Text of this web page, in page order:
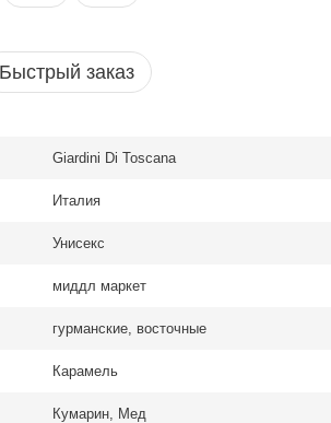
Быстрый заказ
Giardini Di Toscana
Италия
Унисекс
миддл маркет
гурманские, восточные
Карамель
Кумарин, Мед